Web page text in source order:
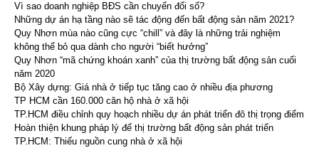
Vì sao doanh nghiệp BĐS cần chuyển đổi số?
Những dự án hạ tầng nào sẽ tác động đến bất động sản năm 2021?
Quy Nhơn mùa nào cũng cực “chill” và đây là những trải nghiệm
không thể bỏ qua dành cho người “biết hưởng”
Quy Nhơn “mã chứng khoán xanh” của thị trường bất động sản cuối
năm 2020
Bộ Xây dựng: Giá nhà ở tiếp tục tăng cao ở nhiều địa phương
TP HCM cần 160.000 căn hộ nhà ở xã hội
TP.HCM điều chỉnh quy hoạch nhiều dự án phát triển đô thị trọng điểm
Hoàn thiện khung pháp lý để thị trường bất động sản phát triển
TP.HCM: Thiếu nguồn cung nhà ở xã hội